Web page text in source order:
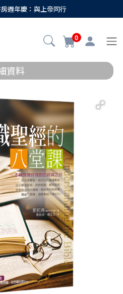
週年慶：與上帝同行
0
資料